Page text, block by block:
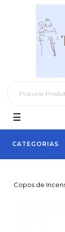
CATEGORIAS
Toggle
navigation
☰
Copos de